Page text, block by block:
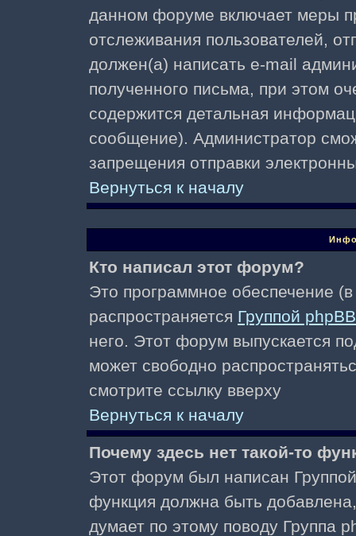
данном форуме включает меры
отслеживания пользователей,
должен(а) написать e-mail
полученного письма, при этом
содержится детальная
сообщение). Администратор
запрещения отправки
Вернуться к началу
Кто написал этот форум?
Это программное обеспечение
распространяется Группой phpBB
него. Этот форум выпускается
может свободно
смотрите ссылку вверху
Вернуться к началу
Почему здесь нет такой-то
Этот форум был написан
функция должна быть
думает по этому поводу Группа